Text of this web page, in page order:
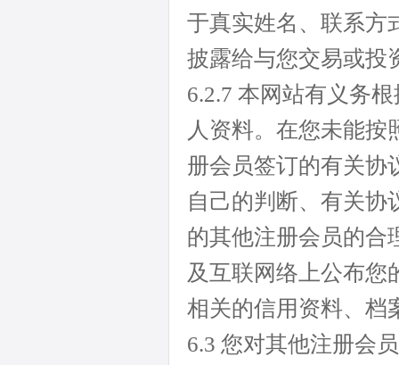
于真实姓名、联系方
披露给与您交易或投
6.2.7 本网站有义务
人资料。在您未能
册会员签订的有关协
自己的判断、有关协
的其他注册会员的合
及互联网络上公布您
相关的信用资料、档
6.3 您对其他注册会